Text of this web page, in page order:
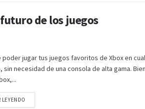
de los juegos
poder jugar tus juegos favoritos de Xbox en
sin necesidad de una consola de alta gama.
LEYENDO